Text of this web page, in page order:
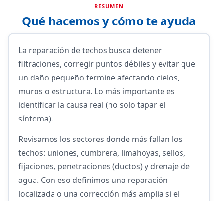
RESUMEN
Qué hacemos y cómo te ayuda
La reparación de techos busca detener
filtraciones, corregir puntos débiles y evitar que
un daño pequeño termine afectando cielos,
muros o estructura. Lo más importante es
identificar la causa real (no solo tapar el
síntoma).
Revisamos los sectores donde más fallan los
techos: uniones, cumbrera, limahoyas, sellos,
fijaciones, penetraciones (ductos) y drenaje de
agua. Con eso definimos una reparación
localizada o una corrección más amplia si el